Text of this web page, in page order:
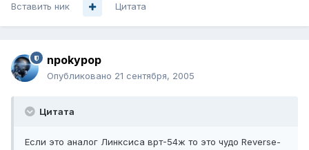
Вставить ник Цитата
npokypop
Опубликовано 21 сентября, 2005
Цитата
Если это аналог Линксиса врт-54ж то это чудо Reverse-